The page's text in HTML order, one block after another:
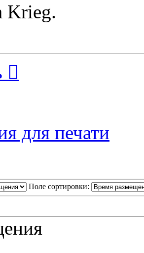
Krieg.
для печати
Поле сортировки: